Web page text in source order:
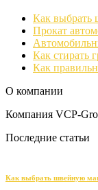
Как выбрать
Прокат
Как стирать
Как
О компании
Компания VCP-
Последние статьи
Как выбрать швейную